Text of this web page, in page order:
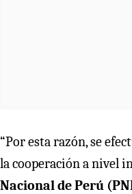
“Por esta razón, se
la cooperación a nivel
Nacional de Perú